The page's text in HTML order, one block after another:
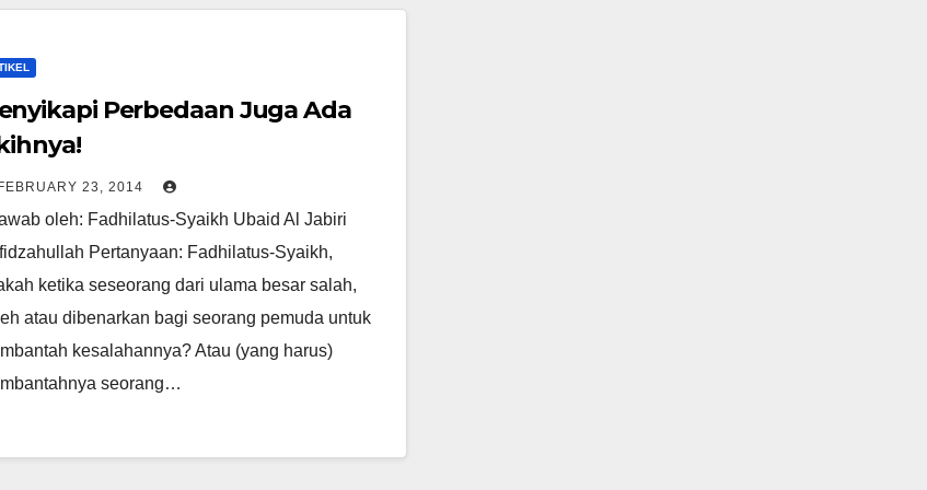
Perbedaan Juga Ada
FEBRUARY 23, 2014
oleh: Fadhilatus-Syaikh Ubaid Al Jabiri
Pertanyaan: Fadhilatus-Syaikh,
ketika seseorang dari ulama besar salah,
atau dibenarkan bagi seorang pemuda untuk
kesalahannya? Atau (yang harus)
seorang…